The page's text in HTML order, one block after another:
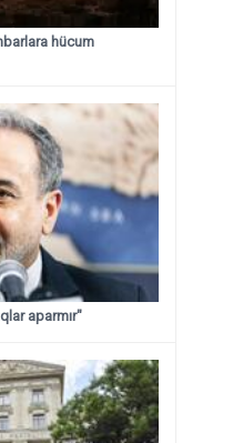
hücum
aparmır"